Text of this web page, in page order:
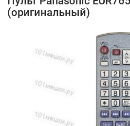
(оригинальный)